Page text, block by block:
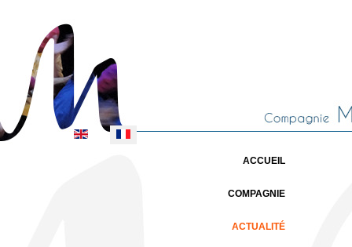
Sélectionnez votre langue
ACCUEIL
COMPAGNIE
ACTUALITÉ